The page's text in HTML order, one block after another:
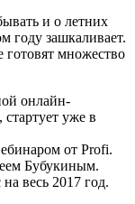
и о летних
году зашкаливает.
множество
онлайн-
, стартует уже в
от Profi.
Бубукиным.
весь 2017 год.